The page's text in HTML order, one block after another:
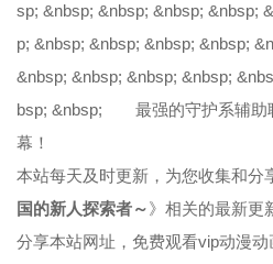
sp; &nbsp; &nbsp; &nbsp; &nbsp;
p; &nbsp; &nbsp; &nbsp; &nbsp;
&nbsp; &nbsp; &nbsp; &nbsp;
bsp; &nbsp; 最强的守护系辅助
幕！
本站每天及时更新，为您收集和分
国的新人探索者～》相关的最新更
分享本站网址，免费观看vip动漫动